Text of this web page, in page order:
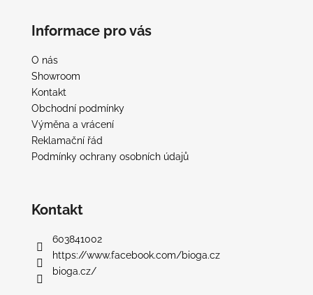
Informace pro vás
O nás
Showroom
Kontakt
Obchodní podmínky
Výměna a vrácení
Reklamační řád
Podmínky ochrany osobních údajů
Kontakt
603841002
https://www.facebook.com/bioga.cz
bioga.cz/